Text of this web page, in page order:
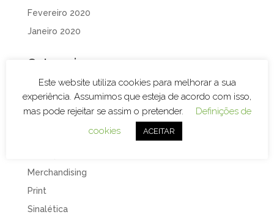
Fevereiro 2020
Janeiro 2020
Categorias
Branding
Decoração de Espaços
Decoração de Viaturas
Design e Publicidade
Merchandising
Print
Sinalética
Este website utiliza cookies para melhorar a sua
experiência. Assumimos que esteja de acordo com isso,
mas pode rejeitar se assim o pretender.
Definições de
cookies
ACEITAR